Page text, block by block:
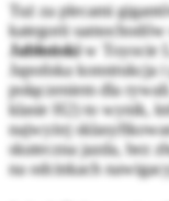
Tuż za plecami
kategorii
Jabłońskiw Toyocie
Japońska konstrukcja
połączeniem dla
klasie H2) to wynik,
najwyżej
skuteczna jazda, bez
na odcinkach